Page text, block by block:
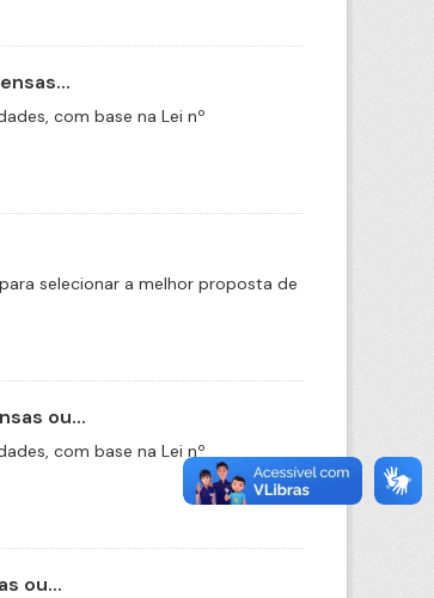
com base na Lei nº
selecionar a melhor proposta de
ou...
com base na Lei nº
ou...